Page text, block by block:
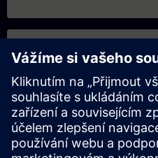
Termíny a registrace
Aug 10, 2026 | 07:00 AM
(UTC+00:00)
schedule5 dny translateZH
Nenašli jste vhodný termín?